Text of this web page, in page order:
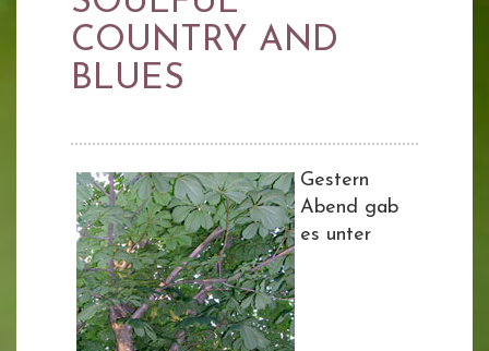
COUNTRY AND
BLUES
Gestern
Abend gab
es unter